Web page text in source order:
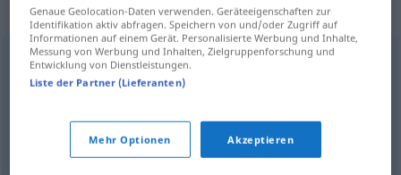
Synonyme für "organisieren"
besorgen,holen
veranstalten,abhalten,aufführen
(sich) bedienen (ugs., ironisch, verhüllend),entwenden
Genaue Geolocation-Daten verwenden. Geräteeigenschaften zur
Identifikation aktiv abfragen. Speichern von und/oder Zugriff auf
Informationen auf einem Gerät. Personalisierte Werbung und Inhalte,
Messung von Werbung und Inhalten, Zielgruppenforschung und
Entwicklung von Dienstleistungen.
Liste der Partner (Lieferanten)
Mehr Optionen Akzeptieren